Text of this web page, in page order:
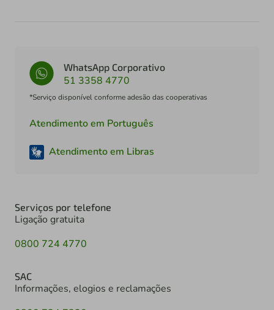
WhatsApp Corporativo
51 3358 4770
*Serviço disponível conforme adesão das cooperativas
Atendimento em Português
Atendimento em Libras
Serviços por telefone
Ligação gratuita
0800 724 4770
SAC
Informações, elogios e reclamações